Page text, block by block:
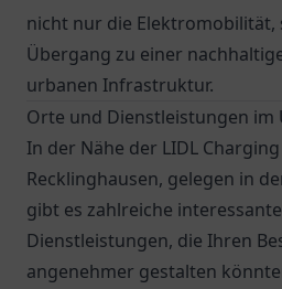
nicht nur die Elektromobilität,
Übergang zu einer
urbanen Infrastruktur.
Orte und Dienstleistungen im
In der Nähe der LIDL
Recklinghausen, gelegen in
gibt es zahlreiche
Dienstleistungen, die Ihren
angenehmer gestalten